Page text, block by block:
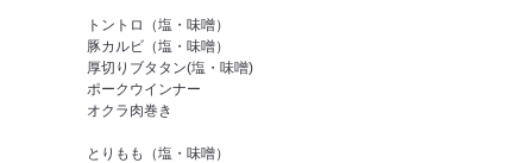
トントロ（塩・味噌）
豚カルビ（塩・味噌）
厚切りブタタン(塩・味噌)
ポークウインナー
オクラ肉巻き
とりもも（塩・味噌）